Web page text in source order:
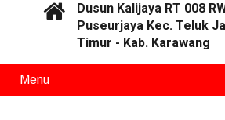
Dusun Kalijaya RT 008
Puseurjaya Kec. Teluk
Timur - Kab. Karawang
Menu